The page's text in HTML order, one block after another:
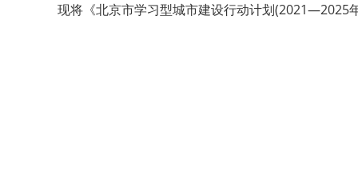
现将《北京市学习型城市建设行动计划(2021—2025